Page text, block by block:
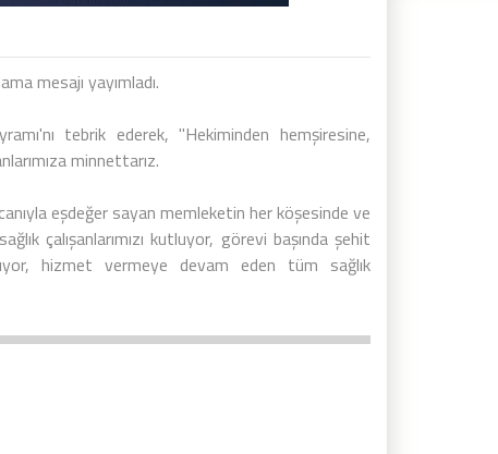
mesajı yayımladı.
tebrik ederek, "Hekiminden hemşiresine,
minnettarız.
eşdeğer sayan memleketin her köşesinde ve
çalışanlarımızı kutluyor, görevi başında şehit
hizmet vermeye devam eden tüm sağlık